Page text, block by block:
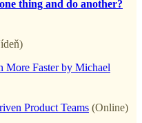
thing and do another?
Faster by Michael
Product Teams (Online)